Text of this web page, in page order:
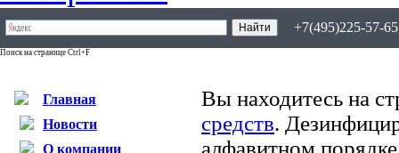
+7(495)225-57-
Поиск на странице Ctrl+F
Главная
Новости
О компании
Вы находитесь на
средств.
алфавитном